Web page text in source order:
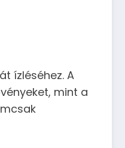
ízléséhez. A
mint a